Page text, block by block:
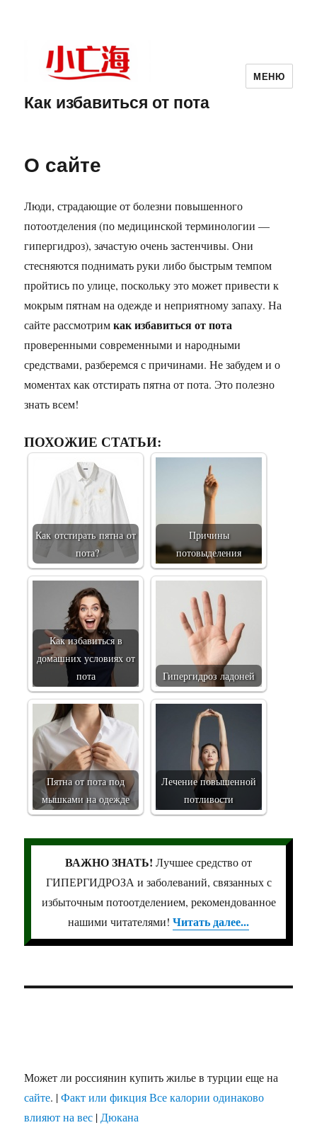
Как избавиться от пота
МЕНЮ
О сайте
Люди, страдающие от болезни повышенного
потоотделения (по медицинской терминологии —
гипергидроз), зачастую очень застенчивы. Они
стесняются поднимать руки либо быстрым темпом
пройтись по улице, поскольку это может привести к
мокрым пятнам на одежде и неприятному запаху. На
сайте рассмотримкак избавиться от пота
проверенными современными и народными
средствами, разберемся с причинами. Не забудем и о
моментах как отстирать пятна от пота. Это полезно
знать всем!
ПОХОЖИЕ СТАТЬИ:
Как отстирать пятна от
пота?
Причины
потовыделения
Как избавиться в
домашних условиях от
пота
Гипергидроз ладоней
Пятна от пота под
мышками на одежде
Лечение повышенной
потливости
ВАЖНО ЗНАТЬ! Лучшее средство от
ГИПЕРГИДРОЗА и заболеваний, связанных с
избыточным потоотделением, рекомендованное
нашими читателями! Читать далее...
Может ли россиянин купить жилье в турции еще на
сайте. |Факт или фикция Все калории одинаково
влияют на вес | Дюкана